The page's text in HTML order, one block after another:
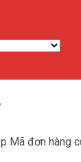
Mã đơn hàng